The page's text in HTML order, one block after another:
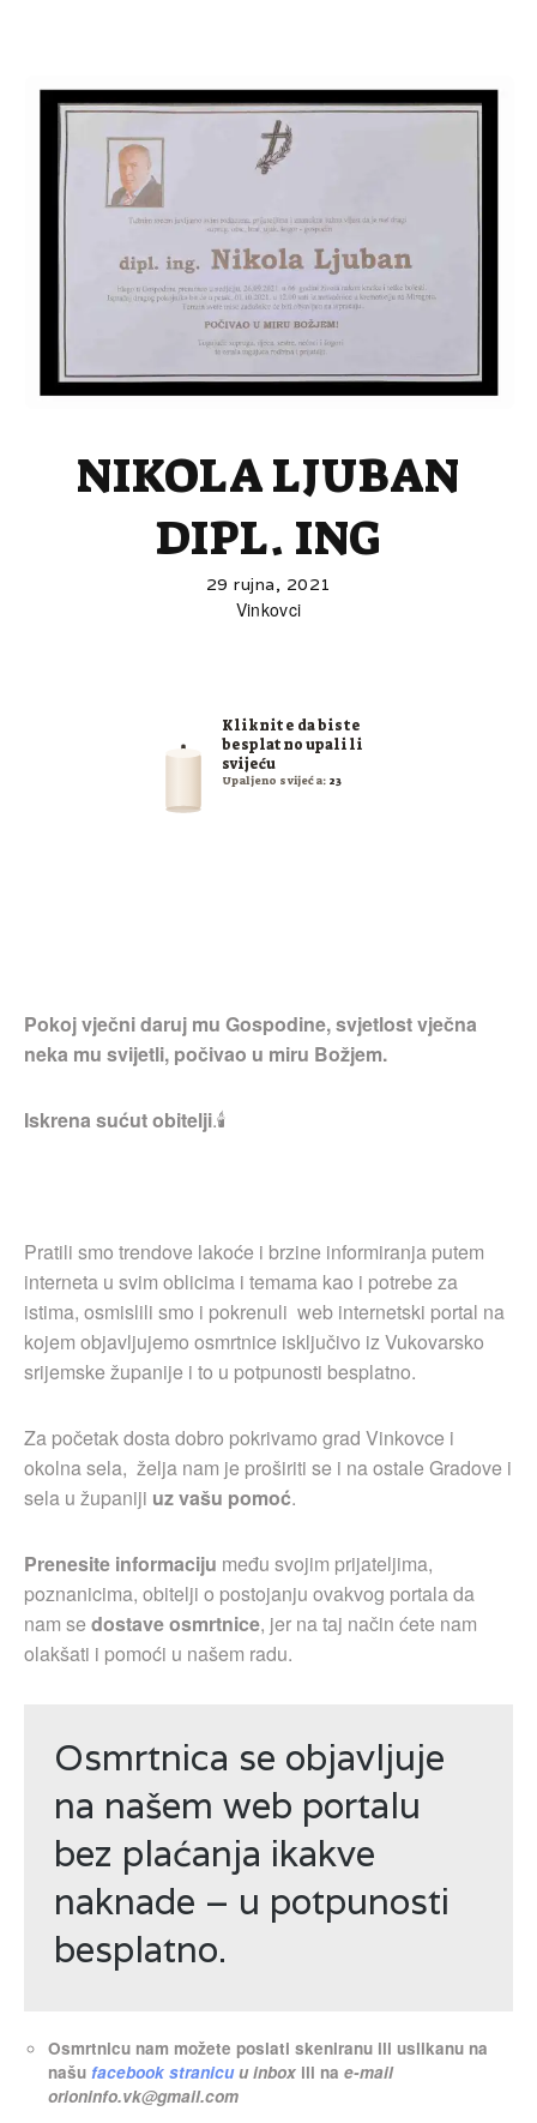
NIKOLA LJUBAN
DIPL. ING
29 rujna, 2021
Vinkovci
Kliknite da biste
besplatno upalili
svijeću
Upaljeno svijeća: 23
Pokoj vječni daruj mu Gospodine, svjetlost vječna
neka mu svijetli, počivao u miru Božjem.
Iskrena sućut obitelji.🕯
Pratili smo trendove lakoće i brzine informiranja putem
interneta u svim oblicima i temama kao i potrebe za
istima, osmislili smo i pokrenuli web internetski portal na
kojem objavljujemo osmrtnice isključivo iz Vukovarsko
srijemske županije i to u potpunosti besplatno.
Za početak dosta dobro pokrivamo grad Vinkovce i
okolna sela, želja nam je proširiti se i na ostale Gradove i
sela u županiji uz vašu pomoć.
Prenesite informaciju među svojim prijateljima,
poznanicima, obitelji o postojanju ovakvog portala da
nam sedostave osmrtnice, jer na taj način ćete nam
olakšati i pomoći u našem radu.
Osmrtnica se objavljuje
na našem web portalu
bez plaćanja ikakve
naknade – u potpunosti
besplatno.
Osmrtnicu nam možete poslati skeniranu ili uslikanu na
našufacebook stranicuu inbox ili nae-mail
orioninfo.vk@gmail.com